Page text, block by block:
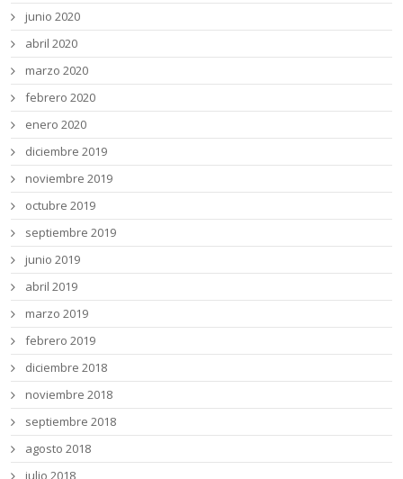
junio 2020
abril 2020
marzo 2020
febrero 2020
enero 2020
diciembre 2019
noviembre 2019
octubre 2019
septiembre 2019
junio 2019
abril 2019
marzo 2019
febrero 2019
diciembre 2018
noviembre 2018
septiembre 2018
agosto 2018
julio 2018